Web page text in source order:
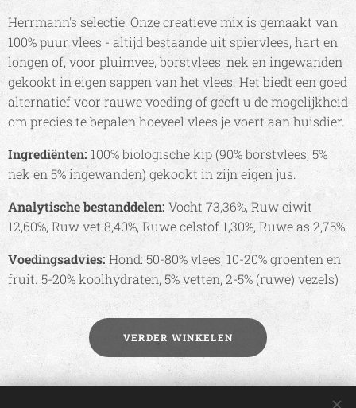
Herrmann's selectie: Onze creatieve mix is gemaakt van
100% puur vlees - altijd bestaande uit spiervlees, hart en
longen of, voor pluimvee, borstvlees, nek en ingewanden
gekookt in eigen sappen van het vlees. Het biedt een goed
alternatief voor rauwe voeding of geeft u de mogelijkheid
om precies te bepalen hoeveel vlees je voert aan huisdier.
Ingrediënten: 100% biologische kip (90% borstvlees, 5%
nek en 5% ingewanden) gekookt in zijn eigen jus.
Analytische bestanddelen: Vocht 73,36%, Ruw eiwit
12,60%, Ruw vet 8,40%, Ruwe celstof 1,30%, Ruwe as 2,75%
Voedingsadvies: Hond: 50-80% vlees, 10-20% groenten en
fruit. 5-20% koolhydraten, 5% vetten, 2-5% (ruwe) vezels)
VERDER WINKELEN